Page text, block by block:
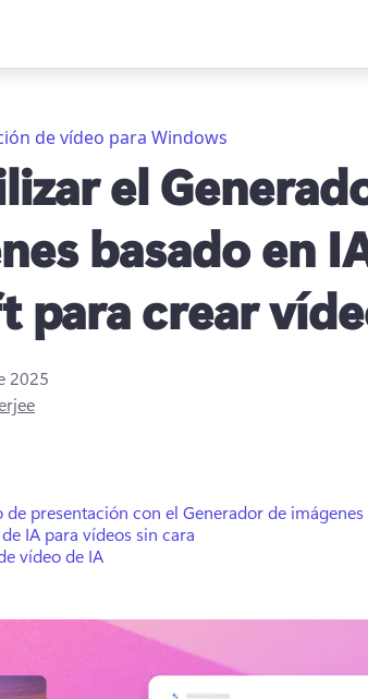
de vídeo para Windows
el
basado en
para crear
2025
presentación con el Generador de imágenes
IA para vídeos sin cara
vídeo de IA